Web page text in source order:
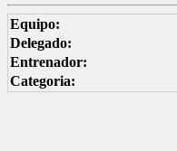
Equipo:
Delegado:
Entrenador:
Categoria: